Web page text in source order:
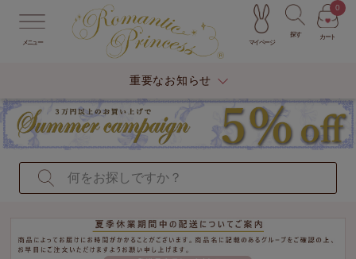
メニュー マイページ
探す カート
0
重要なお知らせ